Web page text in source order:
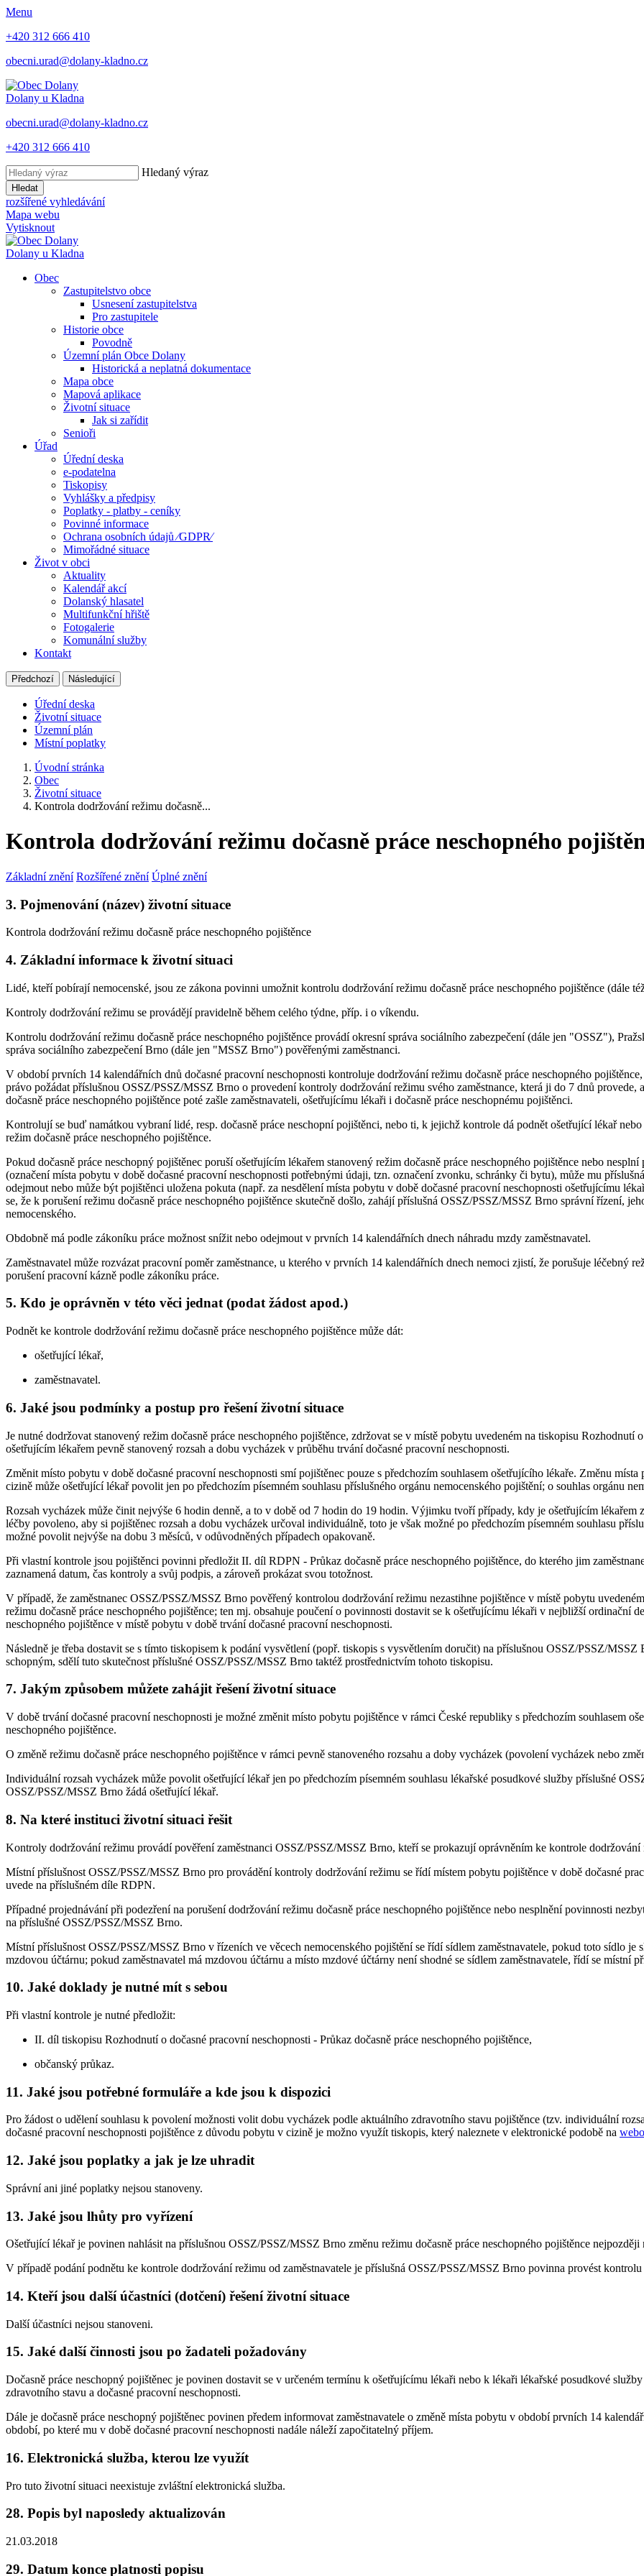
Menu
+420 312 666 410
obecni.urad@dolany-kladno.cz
Dolany u Kladna
obecni.urad@dolany-kladno.cz
+420 312 666 410
Hledaný výraz
Hledat
rozšířené vyhledávání
Mapa webu
Vytisknout
Dolany u Kladna
Obec
Zastupitelstvo obce
Usnesení zastupitelstva
Pro zastupitele
Historie obce
Povodně
Územní plán Obce Dolany
Historická a neplatná dokumentace
Mapa obce
Mapová aplikace
Životní situace
Jak si zařídit
Senioři
Úřad
Úřední deska
e-podatelna
Tiskopisy
Vyhlášky a předpisy
Poplatky - platby - ceníky
Povinné informace
Ochrana osobních údajů ⁄GDPR⁄
Mimořádné situace
Život v obci
Aktuality
Kalendář akcí
Dolanský hlasatel
Multifunkční hřiště
Fotogalerie
Komunální služby
Kontakt
Předchozí Následující
Úřední deska
Životní situace
Územní plán
Místní poplatky
Úvodní stránka
Obec
Životní situace
Kontrola dodržování režimu dočasně...
Kontrola dodržování režimu dočasně práce neschopného
Základní znění Rozšířené znění Úplné znění
3. Pojmenování (název) životní situace
Kontrola dodržování režimu dočasně práce neschopného pojištěnce
4. Základní informace k životní situaci
Lidé, kteří pobírají nemocenské, jsou ze zákona povinni umožnit kontrolu dodržování režimu dočasně práce neschopného pojištěnce (dále
Kontroly dodržování režimu se provádějí pravidelně během celého týdne, příp. i o víkendu.
Kontrolu dodržování režimu dočasně práce neschopného pojištěnce provádí okresní správa sociálního zabezpečení (dále jen "OSSZ"),
správa sociálního zabezpečení Brno (dále jen "MSSZ Brno") pověřenými zaměstnanci.
V období prvních 14 kalendářních dnů dočasné pracovní neschopnosti kontroluje dodržování režimu dočasně práce neschopného
právo požádat příslušnou OSSZ/PSSZ/MSSZ Brno o provedení kontroly dodržování režimu svého zaměstnance, která ji do 7 dnů
dočasně práce neschopného pojištěnce poté zašle zaměstnavateli, ošetřujícímu lékaři i dočasně práce neschopnému pojištěnci.
Kontrolují se buď namátkou vybraní lidé, resp. dočasně práce neschopní pojištěnci, nebo ti, k jejichž kontrole dá podnět ošetřující lékař
režim dočasně práce neschopného pojištěnce.
Pokud dočasně práce neschopný pojištěnec poruší ošetřujícím lékařem stanovený režim dočasně práce neschopného pojištěnce nebo
(označení místa pobytu v době dočasné pracovní neschopnosti potřebnými údaji, tzn. označení zvonku, schránky či bytu), může mu
odejmout nebo může být pojištěnci uložena pokuta (např. za nesdělení místa pobytu v době dočasné pracovní neschopnosti ošetřujícímu
se, že k porušení režimu dočasně práce neschopného pojištěnce skutečně došlo, zahájí příslušná OSSZ/PSSZ/MSSZ Brno správní řízení,
nemocenského.
Obdobně má podle zákoníku práce možnost snížit nebo odejmout v prvních 14 kalendářních dnech náhradu mzdy zaměstnavatel.
Zaměstnavatel může rozvázat pracovní poměr zaměstnance, u kterého v prvních 14 kalendářních dnech nemoci zjistí, že porušuje léčebný
porušení pracovní kázně podle zákoníku práce.
5. Kdo je oprávněn v této věci jednat (podat žádost apod.)
Podnět ke kontrole dodržování režimu dočasně práce neschopného pojištěnce může dát:
ošetřující lékař,
zaměstnavatel.
6. Jaké jsou podmínky a postup pro řešení životní situace
Je nutné dodržovat stanovený režim dočasně práce neschopného pojištěnce, zdržovat se v místě pobytu uvedeném na tiskopisu
ošetřujícím lékařem pevně stanovený rozsah a dobu vycházek v průběhu trvání dočasné pracovní neschopnosti.
Změnit místo pobytu v době dočasné pracovní neschopnosti smí pojištěnec pouze s předchozím souhlasem ošetřujícího lékaře. Změnu
cizině může ošetřující lékař povolit jen po předchozím písemném souhlasu příslušného orgánu nemocenského pojištění; o souhlas orgánu
Rozsah vycházek může činit nejvýše 6 hodin denně, a to v době od 7 hodin do 19 hodin. Výjimku tvoří případy, kdy je ošetřujícím
léčby povoleno, aby si pojištěnec rozsah a dobu vycházek určoval individuálně, toto je však možné po předchozím písemném souhlasu
možné povolit nejvýše na dobu 3 měsíců, v odůvodněných případech opakovaně.
Při vlastní kontrole jsou pojištěnci povinni předložit II. díl RDPN - Průkaz dočasně práce neschopného pojištěnce, do kterého jim
zaznamená datum, čas kontroly a svůj podpis, a zároveň prokázat svou totožnost.
V případě, že zaměstnanec OSSZ/PSSZ/MSSZ Brno pověřený kontrolou dodržování režimu nezastihne pojištěnce v místě pobytu
režimu dočasně práce neschopného pojištěnce; ten mj. obsahuje poučení o povinnosti dostavit se k ošetřujícímu lékaři v nejbližší ordinační
neschopného pojištěnce v místě pobytu v době trvání dočasné pracovní neschopnosti.
Následně je třeba dostavit se s tímto tiskopisem k podání vysvětlení (popř. tiskopis s vysvětlením doručit) na příslušnou OSSZ/PSSZ/
schopným, sdělí tuto skutečnost příslušné OSSZ/PSSZ/MSSZ Brno taktéž prostřednictvím tohoto tiskopisu.
7. Jakým způsobem můžete zahájit řešení životní situace
V době trvání dočasné pracovní neschopnosti je možné změnit místo pobytu pojištěnce v rámci České republiky s předchozím souhlasem
neschopného pojištěnce.
O změně režimu dočasně práce neschopného pojištěnce v rámci pevně stanoveného rozsahu a doby vycházek (povolení vycházek nebo
Individuální rozsah vycházek může povolit ošetřující lékař jen po předchozím písemném souhlasu lékařské posudkové služby příslušné
OSSZ/PSSZ/MSSZ Brno žádá ošetřující lékař.
8. Na které instituci životní situaci řešit
Kontroly dodržování režimu provádí pověření zaměstnanci OSSZ/PSSZ/MSSZ Brno, kteří se prokazují oprávněním ke kontrole
Místní příslušnost OSSZ/PSSZ/MSSZ Brno pro provádění kontroly dodržování režimu se řídí místem pobytu pojištěnce v době dočasné
uvede na příslušném díle RDPN.
Případné projednávání při podezření na porušení dodržování režimu dočasně práce neschopného pojištěnce nebo nesplnění povinnosti
na příslušné OSSZ/PSSZ/MSSZ Brno.
Místní příslušnost OSSZ/PSSZ/MSSZ Brno v řízeních ve věcech nemocenského pojištění se řídí sídlem zaměstnavatele, pokud toto sídlo je
mzdovou účtárnu; pokud zaměstnavatel má mzdovou účtárnu a místo mzdové účtárny není shodné se sídlem zaměstnavatele, řídí se místní
10. Jaké doklady je nutné mít s sebou
Při vlastní kontrole je nutné předložit:
II. díl tiskopisu Rozhodnutí o dočasné pracovní neschopnosti - Průkaz dočasně práce neschopného pojištěnce,
občanský průkaz.
11. Jaké jsou potřebné formuláře a kde jsou k dispozici
Pro žádost o udělení souhlasu k povolení možnosti volit dobu vycházek podle aktuálního zdravotního stavu pojištěnce (tzv. individuální
dočasné pracovní neschopnosti pojištěnce z důvodu pobytu v cizině je možno využít tiskopis, který naleznete v elektronické podobě na
12. Jaké jsou poplatky a jak je lze uhradit
Správní ani jiné poplatky nejsou stanoveny.
13. Jaké jsou lhůty pro vyřízení
Ošetřující lékař je povinen nahlásit na příslušnou OSSZ/PSSZ/MSSZ Brno změnu režimu dočasně práce neschopného pojištěnce
V případě podání podnětu ke kontrole dodržování režimu od zaměstnavatele je příslušná OSSZ/PSSZ/MSSZ Brno povinna provést
14. Kteří jsou další účastníci (dotčení) řešení životní situace
Další účastníci nejsou stanoveni.
15. Jaké další činnosti jsou po žadateli požadovány
Dočasně práce neschopný pojištěnec je povinen dostavit se v určeném termínu k ošetřujícímu lékaři nebo k lékaři lékařské posudkové
zdravotního stavu a dočasné pracovní neschopnosti.
Dále je dočasně práce neschopný pojištěnec povinen předem informovat zaměstnavatele o změně místa pobytu v období prvních 14
období, po které mu v době dočasné pracovní neschopnosti nadále náleží započitatelný příjem.
16. Elektronická služba, kterou lze využít
Pro tuto životní situaci neexistuje zvláštní elektronická služba.
28. Popis byl naposledy aktualizován
21.03.2018
29. Datum konce platnosti popisu